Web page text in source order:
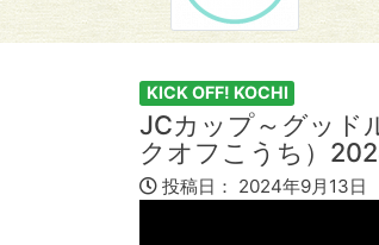
KICK OFF! KOCHI
JCカップ～グッド
クオフこうち）
投稿日： 2024年9月13日